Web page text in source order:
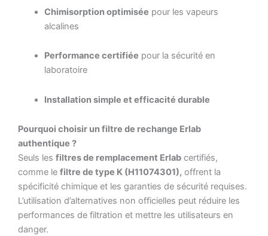
Chimisorption optimisée pour les vapeurs
alcalines
Performance certifiée pour la sécurité en
laboratoire
Installation simple et efficacité durable
Pourquoi choisir un filtre de rechange Erlab
authentique ?
Seuls les filtres de remplacement Erlab certifiés,
comme le filtre de type K (H11074301), offrent la
spécificité chimique et les garanties de sécurité requises.
L’utilisation d’alternatives non officielles peut réduire les
performances de filtration et mettre les utilisateurs en
danger.